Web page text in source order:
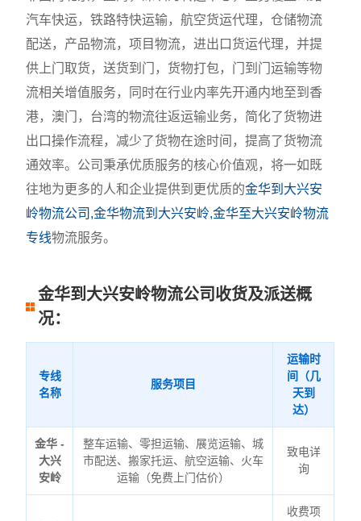
汽车快运，铁路特快运输，航空货运代理，仓储物流
配送，产品物流，项目物流，进出口货运代理，并提
供上门取货，送货到门，货物打包，门到门运输等物
流相关增值服务，同时在行业内率先开通内地至到香
港，澳门，台湾的物流往返运输业务，简化了货物进
出口操作流程，减少了货物在途时间，提高了货物流
通效率。公司秉承优质服务的核心价值观，将一如既
往地为更多的人和企业提供到更优质的金华到大兴安
岭物流公司,金华物流到大兴安岭,金华至大兴安岭物流
专线物流服务。
金华到大兴安岭物流公司收货及派送概
况：
专线
名称
服务项目
运输时
间（几
天到
达）
金华 -
大兴
安岭
整车运输、零担运输、展览运输、城
市配送、搬家托运、航空运输、火车
运输（免费上门估价）
致电详
询
收费项